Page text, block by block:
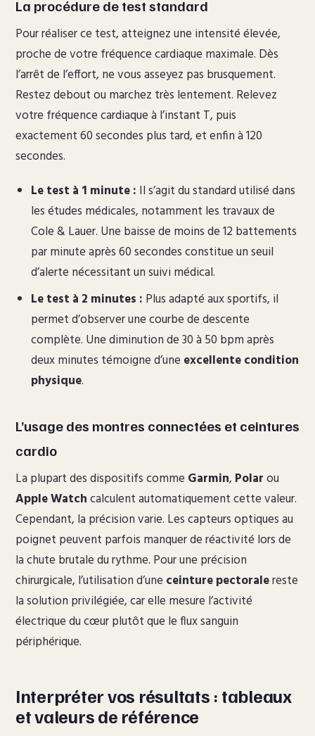
La procédure de test standard
Pour réaliser ce test, atteignez une intensité élevée,
proche de votre fréquence cardiaque maximale. Dès
l’arrêt de l’effort, ne vous asseyez pas brusquement.
Restez debout ou marchez très lentement. Relevez
votre fréquence cardiaque à l’instant T, puis
exactement 60 secondes plus tard, et enfin à 120
secondes.
Le test à 1 minute : Il s’agit du standard utilisé dans
les études médicales, notamment les travaux de
Cole & Lauer. Une baisse de moins de 12 battements
par minute après 60 secondes constitue un seuil
d’alerte nécessitant un suivi médical.
Le test à 2 minutes : Plus adapté aux sportifs, il
permet d’observer une courbe de descente
complète. Une diminution de 30 à 50 bpm après
deux minutes témoigne d’une excellente condition
physique.
L’usage des montres connectées et ceintures
cardio
La plupart des dispositifs comme Garmin, Polarou
Apple Watchcalculent automatiquement cette valeur.
Cependant, la précision varie. Les capteurs optiques au
poignet peuvent parfois manquer de réactivité lors de
la chute brutale du rythme. Pour une précision
chirurgicale, l’utilisation d’une ceinture pectoralereste
la solution privilégiée, car elle mesure l’activité
électrique du cœur plutôt que le flux sanguin
périphérique.
Interpréter vos résultats : tableaux
et valeurs de référence